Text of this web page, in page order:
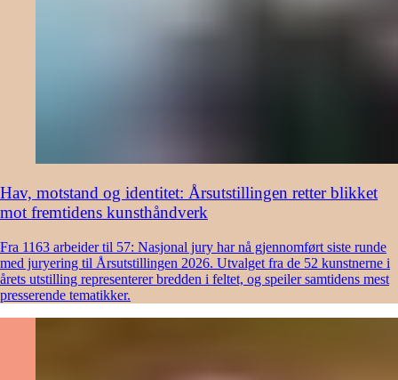
Hav, motstand og identitet: Årsutstillingen retter blikket
mot fremtidens kunsthåndverk
Fra 1163 arbeider til 57: Nasjonal jury har nå gjennomført siste runde
med juryering til Årsutstillingen 2026. Utvalget fra de 52 kunstnerne i
årets utstilling representerer bredden i feltet, og speiler samtidens mest
presserende tematikker.